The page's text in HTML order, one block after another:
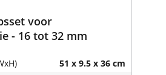
voor
- 16 tot 32 mm
51 x 9.5 x 36 cm